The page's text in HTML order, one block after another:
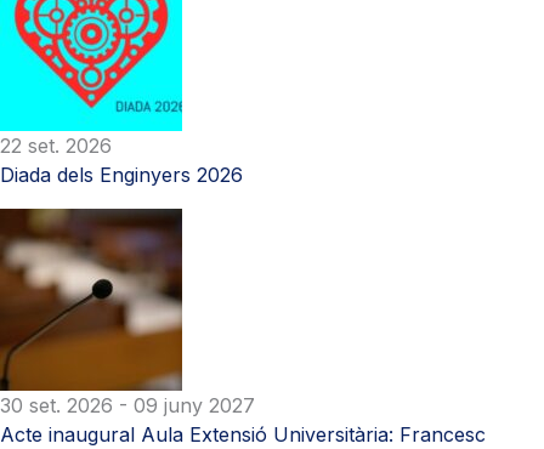
22 set. 2026
Diada dels Enginyers 2026
30 set. 2026 - 09 juny 2027
Acte inaugural Aula Extensió Universitària: Francesc